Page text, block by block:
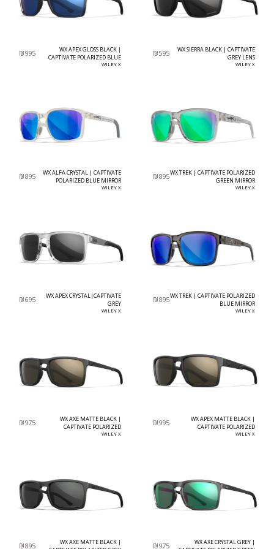
WX SIERRA BLACK | CAPTIVATE
GREY LENS
₪595
WILEY X
WX APEX GLOSS BLACK |
CAPTIVATE POLARIZED BLUE
MIRROR
₪995
WILEY X
WX TREK | CAPTIVATE POLARIZED
GREEN MIRROR
₪895
WILEY X
WX ALFA CRYSTAL | CAPTIVATE
POLARIZED BLUE MIRROR
₪895
WILEY X
WX TREK | CAPTIVATE POLARIZED
BLUE MIRROR
₪895
WILEY X
WX APEX CRYSTAL|CAPTIVATE
GREY
₪695
WILEY X
WX APEX MATTE BLACK |
CAPTIVATE POLARIZED
TUNGSTEN MIRROR
₪995
WILEY X
WX AXE MATTE BLACK |
CAPTIVATE POLARIZED
TUNGSTEN MIRROR
₪975
WILEY X
WX AXE CRYSTAL GREY |
₪975
WX AXE MATTE BLACK |
₪895